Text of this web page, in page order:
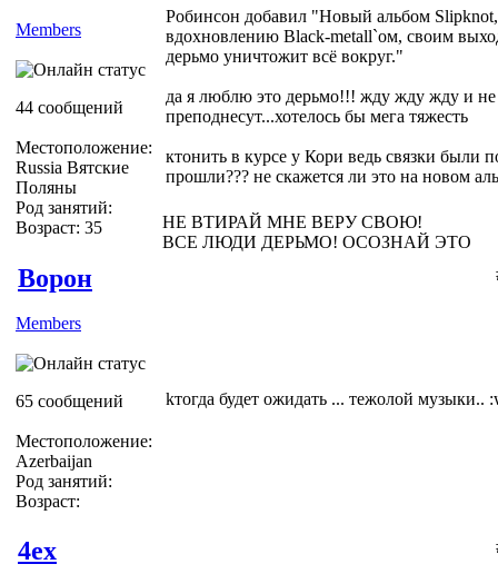
Members
44 сообщений
Местоположение:
Russia Вятские
Поляны
Род занятий:
Возраст: 35
Робинсон добавил "Новый альбом Slipknot,
вдохновлению Black-metall`ом, своим
дерьмо уничтожит всё вокруг."
да я люблю это дерьмо!!! жду жду жду и не
преподнесут...хотелось бы мега тяжесть
ктонить в курсе у Кори ведь связки были
прошли??? не скажется ли это на новом
НЕ ВТИРАЙ МНЕ ВЕРУ СВОЮ!
ВСЕ ЛЮДИ ДЕРЬМО! ОСОЗНАЙ ЭТО
Ворон
Members
65 сообщений
Местоположение:
Azerbaijan
Род занятий:
Возраст:
kтогда будет ожидать ... тежолой музыки..
4ex